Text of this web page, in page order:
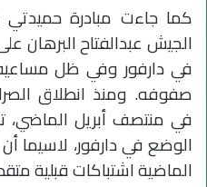
كما جاءت مبادرة
الجيش عبدالفتاح البرهان
في دارفور وفي ظل
صفوفه. ومنذ انطلاق
في منتصف أبريل
الوضع في دارفور، لاسيما
الماضية اشتباكات قبلية